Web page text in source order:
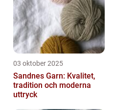
03 oktober 2025
Sandnes Garn: Kvalitet,
tradition och moderna
uttryck